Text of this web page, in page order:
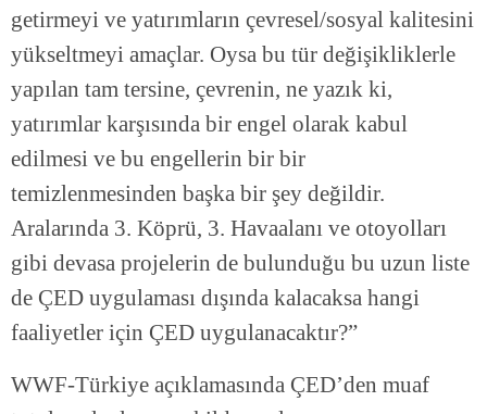
getirmeyi ve yatırımların çevresel/sosyal kalitesini
yükseltmeyi amaçlar. Oysa bu tür değişikliklerle
yapılan tam tersine, çevrenin, ne yazık ki,
yatırımlar karşısında bir engel olarak kabul
edilmesi ve bu engellerin bir bir
temizlenmesinden başka bir şey değildir.
Aralarında 3. Köprü, 3. Havaalanı ve otoyolları
gibi devasa projelerin de bulunduğu bu uzun liste
de ÇED uygulaması dışında kalacaksa hangi
faaliyetler için ÇED uygulanacaktır?”
WWF-Türkiye açıklamasında ÇED’den muaf